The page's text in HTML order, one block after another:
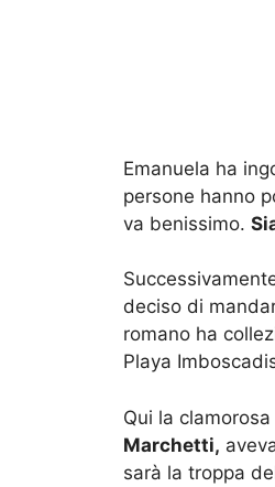
Emanuela ha
persone hanno
va benissimo.
deciso di
romano ha
Playa
Qui la
Marchetti,
sarà la troppa